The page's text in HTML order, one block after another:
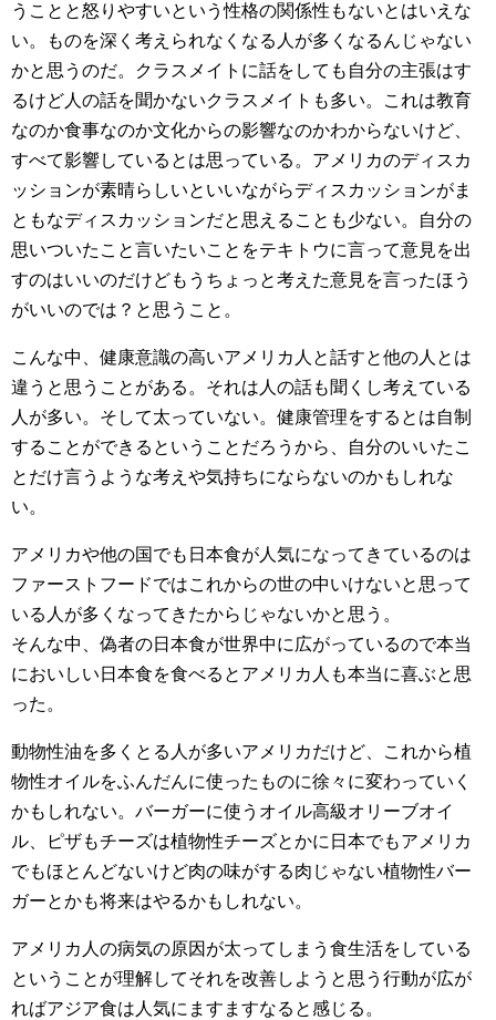
うことと怒りやすいという性格の関係性もないとはいえな
い。ものを深く考えられなくなる人が多くなるんじゃない
かと思うのだ。クラスメイトに話をしても自分の主張はす
るけど人の話を聞かないクラスメイトも多い。これは教育
なのか食事なのか文化からの影響なのかわからないけど、
すべて影響しているとは思っている。アメリカのディスカ
ッションが素晴らしいといいながらディスカッションがま
ともなディスカッションだと思えることも少ない。自分の
思いついたこと言いたいことをテキトウに言って意見を出
すのはいいのだけどもうちょっと考えた意見を言ったほう
がいいのでは？と思うこと。
こんな中、健康意識の高いアメリカ人と話すと他の人とは
違うと思うことがある。それは人の話も聞くし考えている
人が多い。そして太っていない。健康管理をするとは自制
することができるということだろうから、自分のいいたこ
とだけ言うような考えや気持ちにならないのかもしれな
い。
アメリカや他の国でも日本食が人気になってきているのは
ファーストフードではこれからの世の中いけないと思って
いる人が多くなってきたからじゃないかと思う。
そんな中、偽者の日本食が世界中に広がっているので本当
においしい日本食を食べるとアメリカ人も本当に喜ぶと思
った。
動物性油を多くとる人が多いアメリカだけど、これから植
物性オイルをふんだんに使ったものに徐々に変わっていく
かもしれない。バーガーに使うオイル高級オリーブオイ
ル、ピザもチーズは植物性チーズとかに日本でもアメリカ
でもほとんどないけど肉の味がする肉じゃない植物性バー
ガーとかも将来はやるかもしれない。
アメリカ人の病気の原因が太ってしまう食生活をしている
ということが理解してそれを改善しようと思う行動が広が
ればアジア食は人気にますますなると感じる。